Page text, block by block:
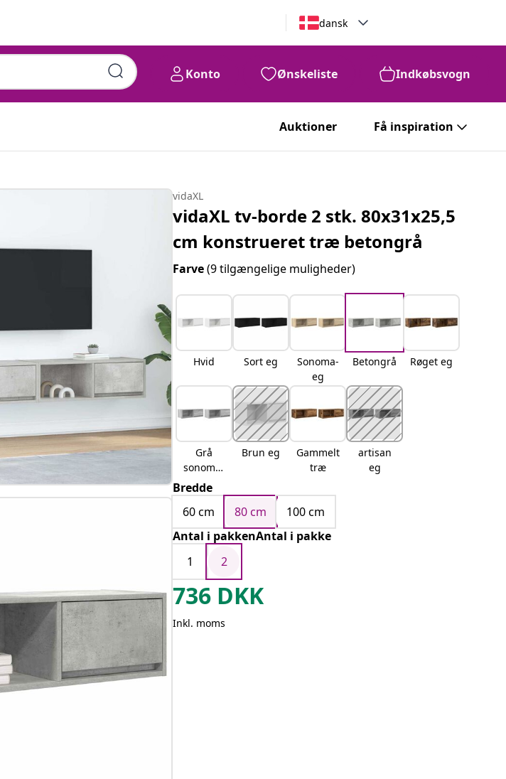
dansk
Konto Ønskeliste Indkøbsvogn
Auktioner Få inspiration
vidaXL
vidaXL tv-borde 2 stk. 80x31x25,5
cm konstrueret træ betongrå
Farve(9 tilgængelige muligheder)
Hvid Sort eg
Sonoma-
eg
Betongrå Røget eg
Grå
sonoma-
eg
Brun eg
Gammelt
træ
artisan
eg
Bredde
60 cm
80 cm
100 cm
Antal i pakkenAntal i pakke
1
2
736 DKK
Inkl. moms